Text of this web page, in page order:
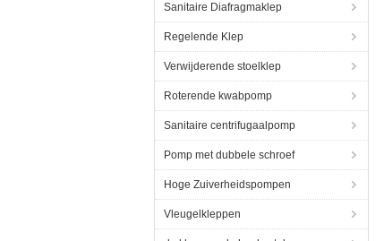
Sanitaire Diafragmaklep
Regelende Klep
Verwijderende stoelklep
Roterende kwabpomp
Sanitaire centrifugaalpomp
Pomp met dubbele schroef
Hoge Zuiverheidspompen
Vleugelkleppen